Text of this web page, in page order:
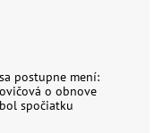
postupne mení:
o obnove
spočiatku